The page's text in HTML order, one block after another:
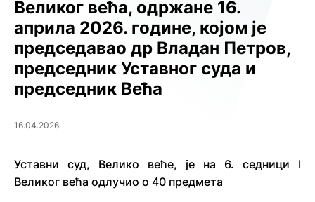
Великог већа, одржанe 16.
априла 2026. године, којoм је
председавао др Владан Петров,
председник Уставног суда и
председник Већа
16.04.2026.
Уставни суд, Велико веће, је на 6. седници I
Великог већа одлучио о 40 предмета